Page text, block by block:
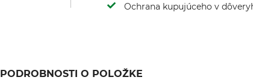
Ochrana kupujúceho v
PODROBNOSTI O POLOŽKE